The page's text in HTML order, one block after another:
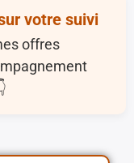
votre suivi
offres